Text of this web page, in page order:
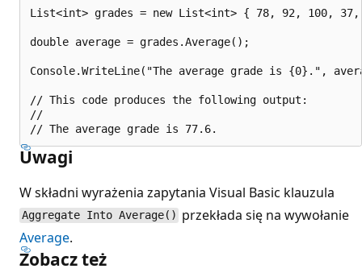
List<int> grades = new List<int> { 78, 92, 100,
double average = grades.Average();
Console.WriteLine("The average grade is {0}.",
// This code produces the following output:
//
Uwagi
W składni wyrażenia zapytania Visual Basic klauzula
Aggregate Into Average() przekłada się na wywołanie
Average.
Zobacz też